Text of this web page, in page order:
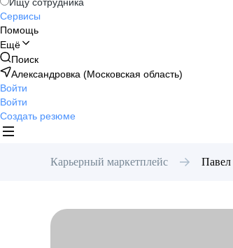
Сервисы
Помощь
Ещё
Поиск
Александровка (Московская область)
Войти
Войти
Создать резюме
Карьерный маркетплейс Павел